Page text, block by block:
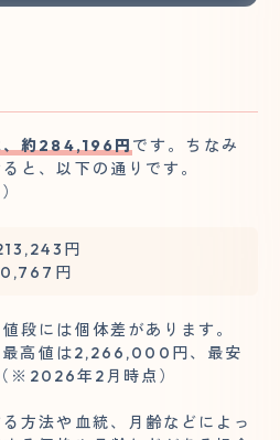
、約284,196円 です。ちなみ
と、以下の通りです。
円
円
段には個体差があります。
高値は2,266,000円、最安
※2026年2月時点）
方法や血統、月齢などによっ